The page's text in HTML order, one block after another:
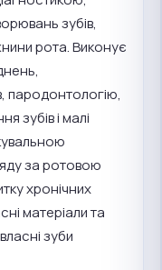
зубів,
рота. Виконує
пародонтологію,
зубів і малі
за ротовою
хронічних
матеріали та
зуби